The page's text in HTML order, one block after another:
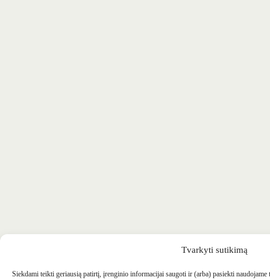
Tvarkyti sutikimą
Siekdami teikti geriausią patirtį, įrenginio informacijai saugoti ir (arba) pasiekti